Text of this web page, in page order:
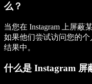
么？
当您在 Instagram 上屏蔽
如果他们尝试访问您的
结果中。
什么是 Instagram 屏